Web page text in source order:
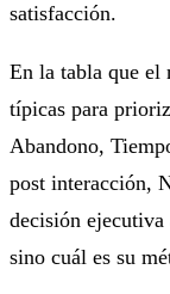
satisfacción.
En la tabla que el
típicas para
Abandono,
post interacción,
decisión ejecutiva
sino cuál es su